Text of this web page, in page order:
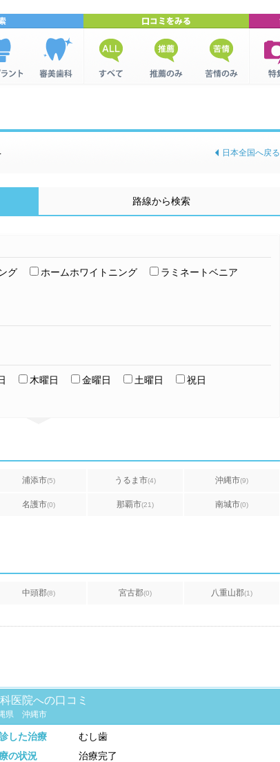
日本全国へ戻る
路線から検索
グ ホームホワイトニング
ラミネートベニア
木曜日 金曜日 土曜日
祝日
浦添市(5) うるま市(4) 沖縄市(9)
名護市(0) 那覇市(21) 南城市(0)
中頭郡(8) 宮古郡(0) 八重山郡(1)
医院への口コミ
県 沖縄市
した治療
むし歯
の状況
治療完了